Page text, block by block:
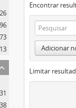
96
73
13
Encontrar
Adicionar
Limitar